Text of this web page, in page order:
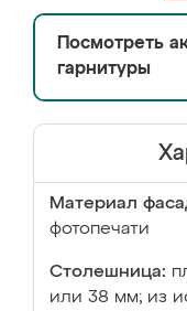
Посмотреть
гарнитуры
Материал
фотопечати
Столешница:
или 38 мм; из